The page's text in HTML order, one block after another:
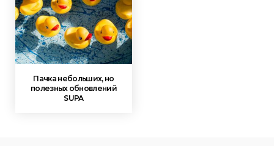
Пачка небольших, но
полезных обновлений
SUPA